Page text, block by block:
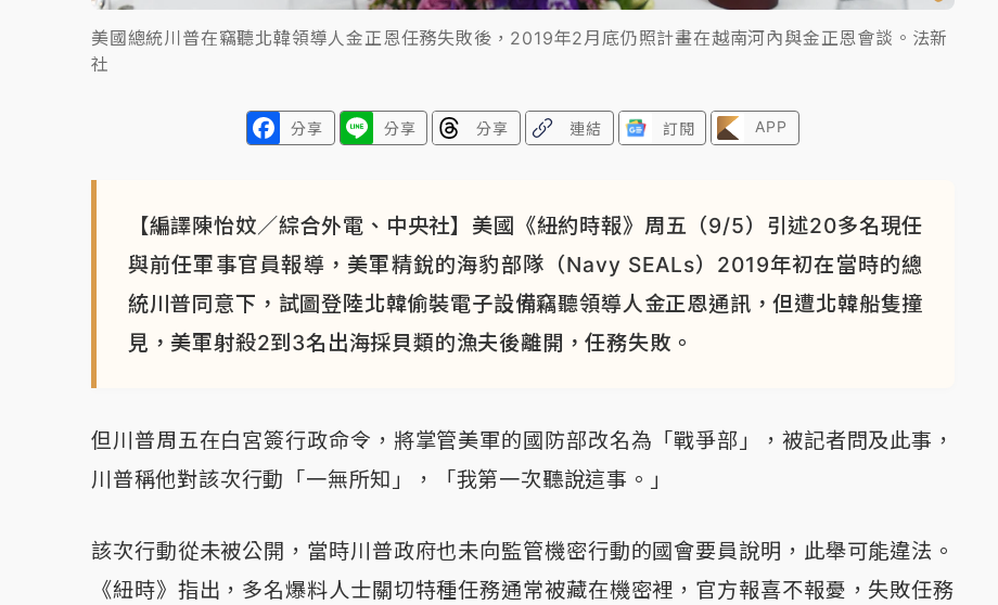
美國總統川普在竊聽北韓領導人金正恩任務失敗後，2019年2月底仍照計畫在越南河內與金正恩會談。法新
社
分享 分享 分享 連結 訂閱 APP
【編譯陳怡妏／綜合外電、中央社】美國《紐約時報》周五（9/5）引述20多名現任
與前任軍事官員報導，美軍精銳的海豹部隊（Navy SEALs）2019年初在當時的總
統川普同意下，試圖登陸北韓偷裝電子設備竊聽領導人金正恩通訊，但遭北韓船隻撞
見，美軍射殺2到3名出海採貝類的漁夫後離開，任務失敗。
但川普周五在白宮簽行政命令，將掌管美軍的國防部改名為「戰爭部」，被記者問及此事，
川普稱他對該次行動「一無所知」，「我第一次聽說這事。」
該次行動從未被公開，當時川普政府也未向監管機密行動的國會要員說明，此舉可能違法。
《紐時》指出，多名爆料人士關切特種任務通常被藏在機密裡，官方報喜不報憂，失敗任務